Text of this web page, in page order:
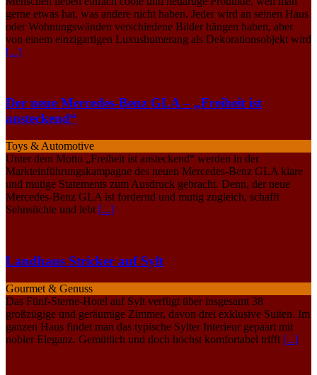
gerne etwas hat, was andere nicht haben. Jeder wird an seinen Haus
oder Wohnungswänden verschiedene Bilder hängen haben, aber
von einem einzigartigen Luxusbumerang als Dekorationsobjekt wird
[...]
Der neue Mercedes-Benz GLA – „Freiheit ist
ansteckend“
Toys & Automotive
Unter dem Motto „Freiheit ist ansteckend“ werden in der
Markteinführungskampagne des neuen Mercedes-Benz GLA klare
und mutige Statements zum Ausdruck gebracht. Denn, der neue
Mercedes-Benz GLA ist fordernd und mutig zugleich, schafft
Sehnsüchte und lebt [...]
Landhaus Stricker auf Sylt
Gourmet & Genuss
Das Fünf-Sterne-Hotel auf Sylt verfügt über insgesamt 38
großzügige und geräumige Zimmer, davon drei exklusive Suiten. Im
ganzen Haus findet man das typische Sylter Interieur gepaart mit
nobler Eleganz. Gemütlich und doch höchst komfortabel trifft [...]